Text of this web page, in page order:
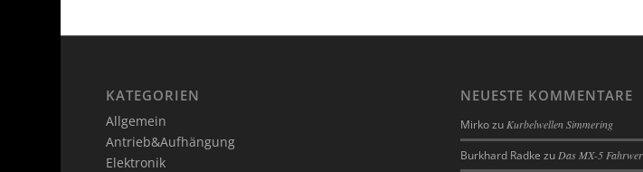
KATEGORIEN
Allgemein
Antrieb&Aufhängung
Elektronik
NEUESTE KOMMENTARE
Mirkozu Kurbelwellen Simmering
Burkhard Radke zu Das MX-5